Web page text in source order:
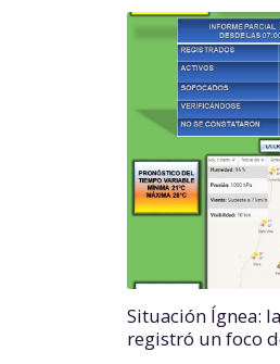
Situación Ígnea:
registró un foco